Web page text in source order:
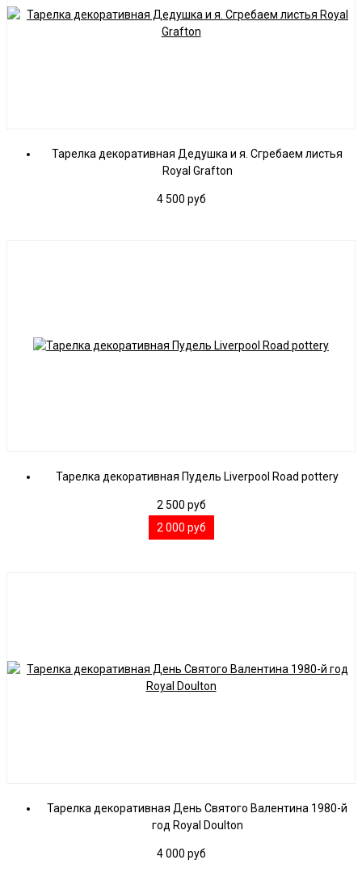
Тарелка декоративная Дедушка и я. Сгребаем листья
Royal Grafton
4 500 руб
Тарелка декоративная Пудель Liverpool Road pottery
2 500 руб
2 000 руб
Тарелка декоративная День Святого Валентина 1980-й
год Royal Doulton
4 000 руб